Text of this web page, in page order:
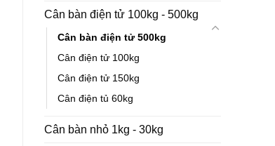
Cân bàn điện tử 100kg - 500kg
Cân bàn điện tử 500kg
Cân điện tử 100kg
Cân điện tử 150kg
Cân điện tủ 60kg
Cân bàn nhỏ 1kg - 30kg